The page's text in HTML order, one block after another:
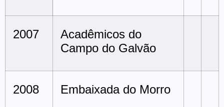
2007
Acadêmicos do
Campo do Galvão
2008 Embaixada do Morro